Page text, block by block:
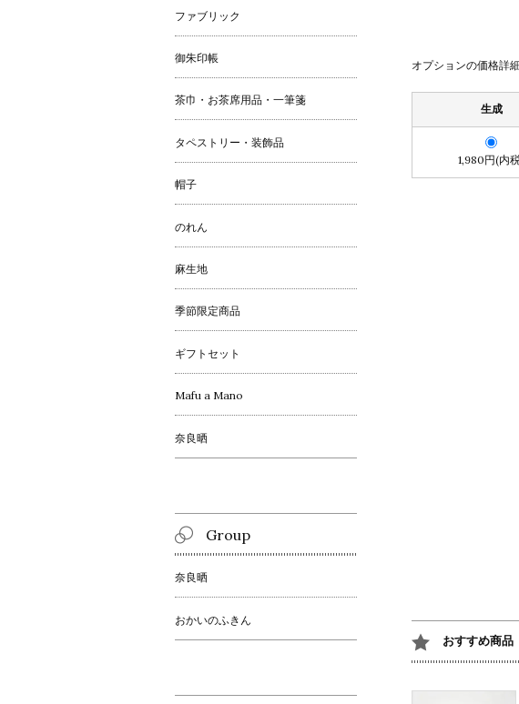
オプションの価格詳
生成
1,980円(内
おすすめ商品
ファブリック
御朱印帳
茶巾・お茶席用品・一筆箋
タペストリー・装飾品
帽子
のれん
麻生地
季節限定商品
ギフトセット
Mafu a Mano
奈良晒
Group
奈良晒
おかいのふきん